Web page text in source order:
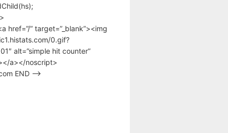
href=”/” target=”_blank”><img
0.gif?
alt=”simple hit counter”
a></noscript>
END –>